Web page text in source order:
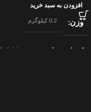
افزودن به سبد خرید
وزن 0.2 کیلوگرم
کمپانی سازنده
Activision